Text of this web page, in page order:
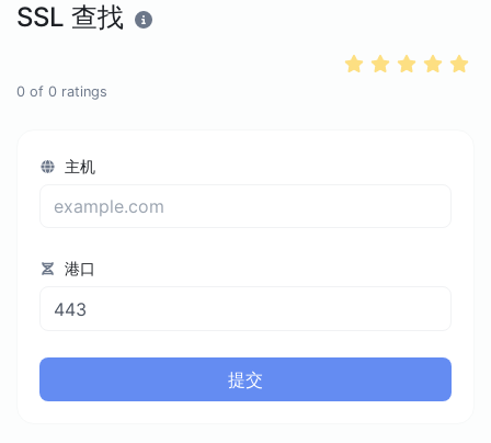
SSL 查找
0 of 0 ratings
主机
港口
提交